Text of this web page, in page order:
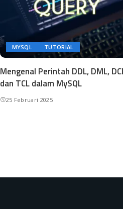
MYSQL TUTORIAL
Mengenal Perintah DDL, DML,
dan TCL dalam MySQL
25 Februari 2025